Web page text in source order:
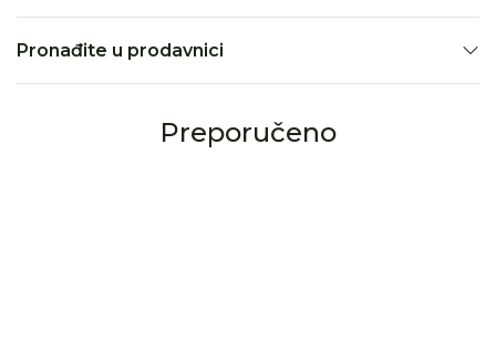
Pronađite u prodavnici
Preporučeno